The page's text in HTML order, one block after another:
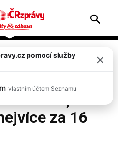
1,7
za 16
pomocí služby
×
vlastním účtem Seznamu